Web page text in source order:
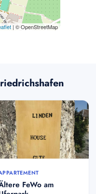
| © OpenStreetMap
FeWo am